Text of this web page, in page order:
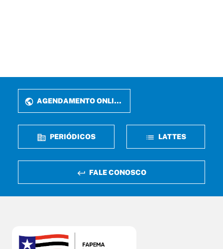
AGENDAMENTO ONLINE
PERIÓDICOS LATTES
FALE CONOSCO